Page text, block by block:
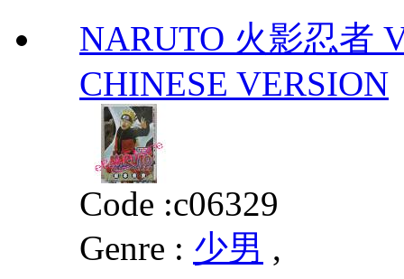
NARUTO 火影忍者
CHINESE VERSION
Code :c06329
Genre : 少男 ,